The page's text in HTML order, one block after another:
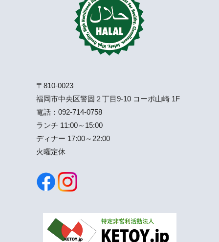
〒810-0023
福岡市中央区警固２丁目9-10 コーポ山崎 1F
電話： 092-714-0758
ランチ 11:00～15:00
ディナー 17:00～22:00
火曜定休